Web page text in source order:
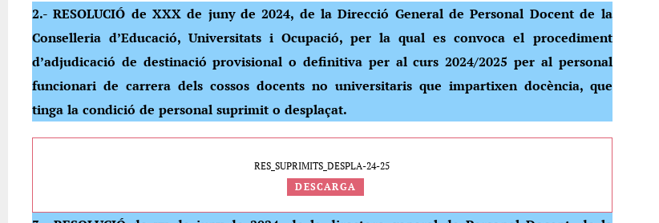
2.- RESOLUCIÓ de XXX de juny de 2024, de la Direcció General de Personal Docent de la
Conselleria d’Educació, Universitats i Ocupació, per la qual es convoca el procediment
d’adjudicació de destinació provisional o definitiva per al curs 2024/2025 per al personal
funcionari de carrera dels cossos docents no universitaris que impartixen docència, que
tinga la condició de personal suprimit o desplaçat.
RES_SUPRIMITS_DESPLA-24-25
DESCARGA